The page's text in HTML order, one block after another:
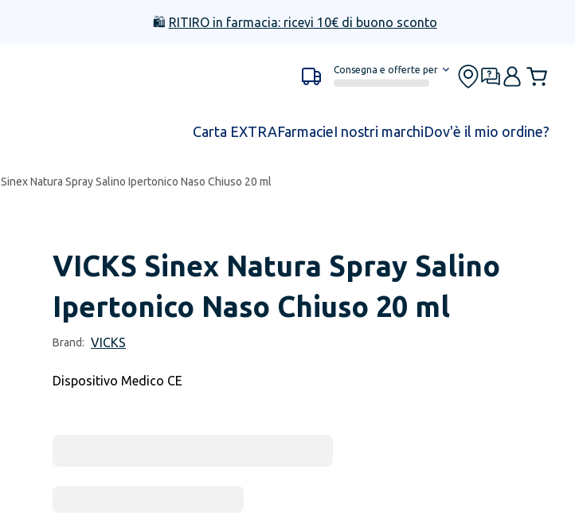
🛍️ RITIRO in farmacia: ricevi 10€ di buono sconto
Consegna e offerte per
Carta EXTRAFarmacieI nostri marchiDov'è il mio ordine?
Sinex Natura Spray Salino Ipertonico Naso Chiuso 20 ml
VICKS Sinex Natura Spray Salino
Ipertonico Naso Chiuso 20 ml
Brand: VICKS
Dispositivo Medico CE